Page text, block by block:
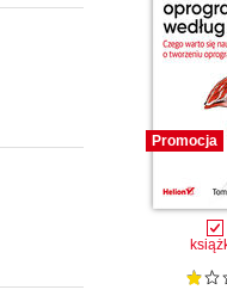
Promocja